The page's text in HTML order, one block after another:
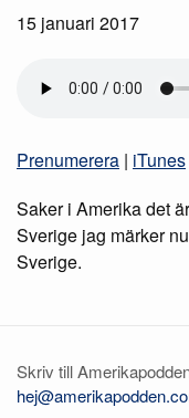
15 januari 2017
Prenumerera | iTunes
Saker i Amerika det
Sverige jag märker
Sverige.
Skriv till